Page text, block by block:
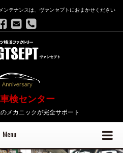
ンテナンスは、ヴァンセプトにおまかせください
車検センター
メカニックが完全サポート
Menu